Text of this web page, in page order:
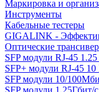
Маркировка и
Инструменты
Кабельные тестеры
GIGALINK -
Оптические
SFP модули RJ-45
SFP+ модули RJ-45 10
SFP модули 10/
SFP модули 1,25Гбит/